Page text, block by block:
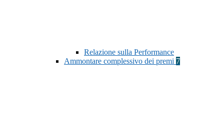
Relazione sulla Performance
Ammontare complessivo dei premi 7